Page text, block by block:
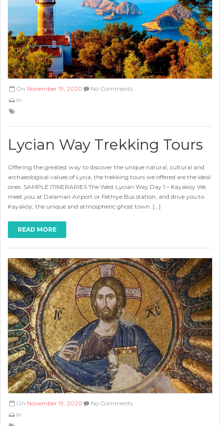
On November 19, 2020
In
No Comments
Lycian Way Trekking Tours
Offering the greatest way to discover the unique natural, cultural and
archaeological values of Lycia, the trekking tours we offered are the ideal
ones. SAMPLE ITINERARIES The West Lycian Way Day 1 – Kayakoy We
meet you at Dalaman Airport or Fethiye Bus station, and drive you to
Kayaköy, the unique and atmospheric ghost town. […]
READ MORE
On November 19, 2020
In
No Comments